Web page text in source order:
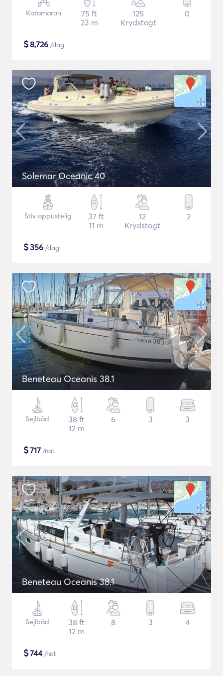
Katamaran
75 ft
23 m
125
Krydstogt
0
$8,726 /dag
Solemar Oceanic 40
Stiv oppustelig
37 ft
11 m
12
Krydstogt
2
$356 /dag
Beneteau Oceanis 38.1
Sejlbåd
38 ft
12 m
6 3 3
$717 /nat
Beneteau Oceanis 38.1
Sejlbåd
38 ft
12 m
8 3 4
$744/nat